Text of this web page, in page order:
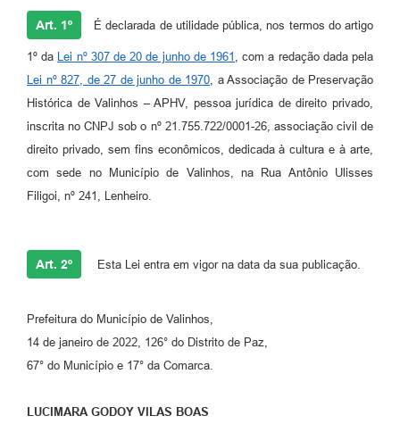
Telefones Úteis
A Prefeitura
Enquete
Jornal
Agenda
SIC
Art. 1º É declarada de utilidade pública, nos termos do artigo
1º da Lei nº 307 de 20 de junho de 1961 , com a redação dada pela
Lei nº 827, de 27 de junho de 1970, a Associação de Preservação
Histórica de Valinhos – APHV, pessoa jurídica de direito privado,
inscrita no CNPJ sob o nº 21.755.722/0001-26, associação civil de
direito privado, sem fins econômicos, dedicada à cultura e à arte,
com sede no Município de Valinhos, na Rua Antônio Ulisses
Filigoi, nº 241, Lenheiro.
Art. 2º Esta Lei entra em vigor na data da sua publicação.
Prefeitura do Município de Valinhos,
14 de janeiro de 2022, 126° do Distrito de Paz,
67° do Município e 17° da Comarca.
LUCIMARA GODOY VILAS BOAS